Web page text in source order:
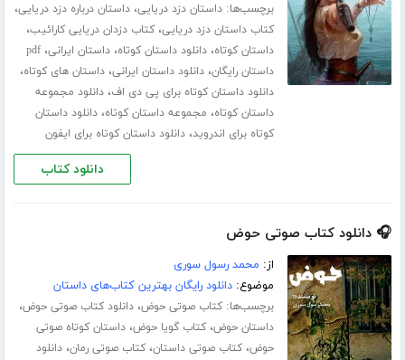
برچسب‌ها:داستان دزد دریایی،داستان درباره دزد دریایی،
کتاب داستان دزد دریایی،کتاب دزدان دریایی کارائیب،
داستان کوتاه،دانلود داستان کوتاه،داستان ایرانی،pdf
داستان رایگان،دانلود داستان ایرانی،داستان های کوتاه،
دانلود داستان کوتاه برای پی دی اف،دانلود مجموعه
داستان کوتاه، مجموعه داستان کوتاه،دانلود داستان
کوتاه برای اندروید،دانلود داستان کوتاه برای ایفون
دانلود کتاب
🎧 دانلود کتاب صوتی حوض
از: محمد رسول سوری
موضوع:دانلود رایگان بهترین کتاب‌های داستان
برچسب‌ها:کتاب صوتی حوض،دانلود کتاب صوتی حوض،
داستان حوض،کتاب گویا حوض،داستان کوتاه صوتی
حوض،کتاب صوتی داستان،کتاب صوتی رمان،دانلود